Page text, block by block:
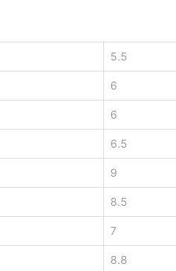
5.5
6
6
6.5
9
8.5
7
8.8